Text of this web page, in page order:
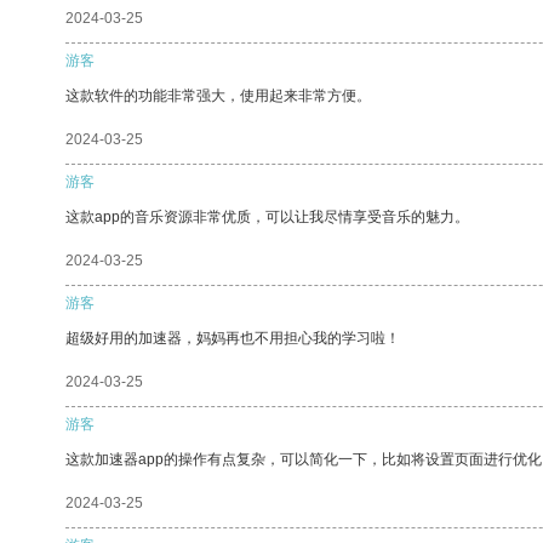
2024-03-25
游客
这款软件的功能非常强大，使用起来非常方便。
2024-03-25
游客
这款app的音乐资源非常优质，可以让我尽情享受音乐的魅力。
2024-03-25
游客
超级好用的加速器，妈妈再也不用担心我的学习啦！
2024-03-25
游客
这款加速器app的操作有点复杂，可以简化一下，比如将设置页面进行优
2024-03-25